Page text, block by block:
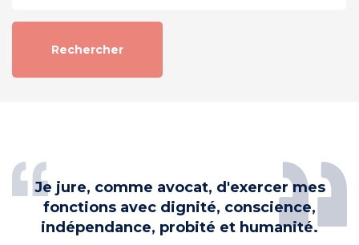
Je jure, comme avocat, d'exercer mes
fonctions avec dignité, conscience,
indépendance, probité et humanité.